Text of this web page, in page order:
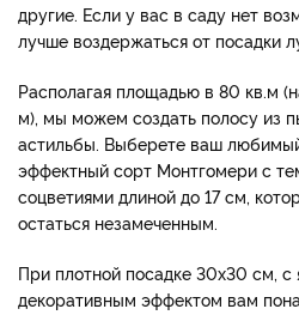
другие. Если у вас в саду нет
лучше воздержаться от посадки
Располагая площадью в 80 кв.м
м), мы можем создать полосу из
астильбы. Выберете ваш
эффектный сорт Монтгомери с
соцветиями длиной до 17 см,
остаться незамеченным.
При плотной посадке 30х30 см,
декоративным эффектом вам